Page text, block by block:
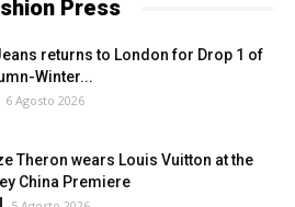
Press
returns to London for Drop 1 of
Winter...
6 Agosto 2026
Theron wears Louis Vuitton at the
China Premiere